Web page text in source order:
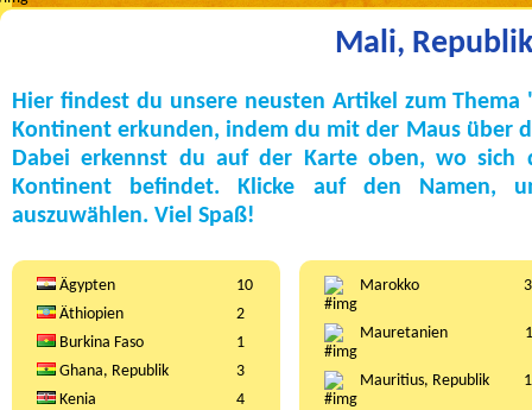
Mali, Republik
Hier findest du unsere neusten Artikel zum
Kontinent erkunden, indem du mit der Maus über
Dabei erkennst du auf der Karte oben, wo sich
Kontinent befindet. Klicke auf den Namen,
auszuwählen. Viel Spaß!
Ägypten
10
Äthiopien
2
Burkina Faso
1
Ghana, Republik
3
Kenia
4
Marokko
Mauretanien 1
Mauritius, Republik 1